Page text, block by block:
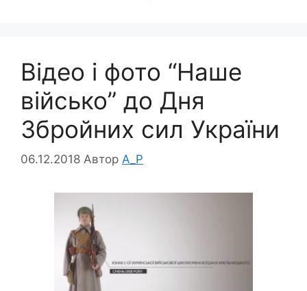
Відео і фото “Наше
військо” до Дня
Збройних сил України
06.12.2018 Автор A_P